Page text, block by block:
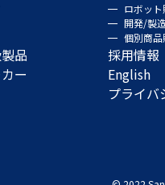
ロボッ
開発/製
個別商
品
ー
採用情報
English
プライバ